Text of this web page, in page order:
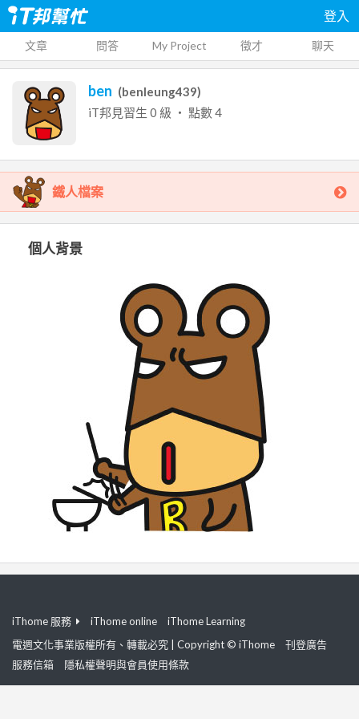
登入
文章 問答 My Project 徵才 聊天
ben (benleung439)
iT邦見習生 0 級 ‧ 點數4
鐵人檔案
個人背景
iThome 服務 iThome online
iThome Learning
電週文化事業版權所有、轉載必究 | Copyright © iThome
刊登廣告
服務信箱
隱私權聲明與會員使用條款